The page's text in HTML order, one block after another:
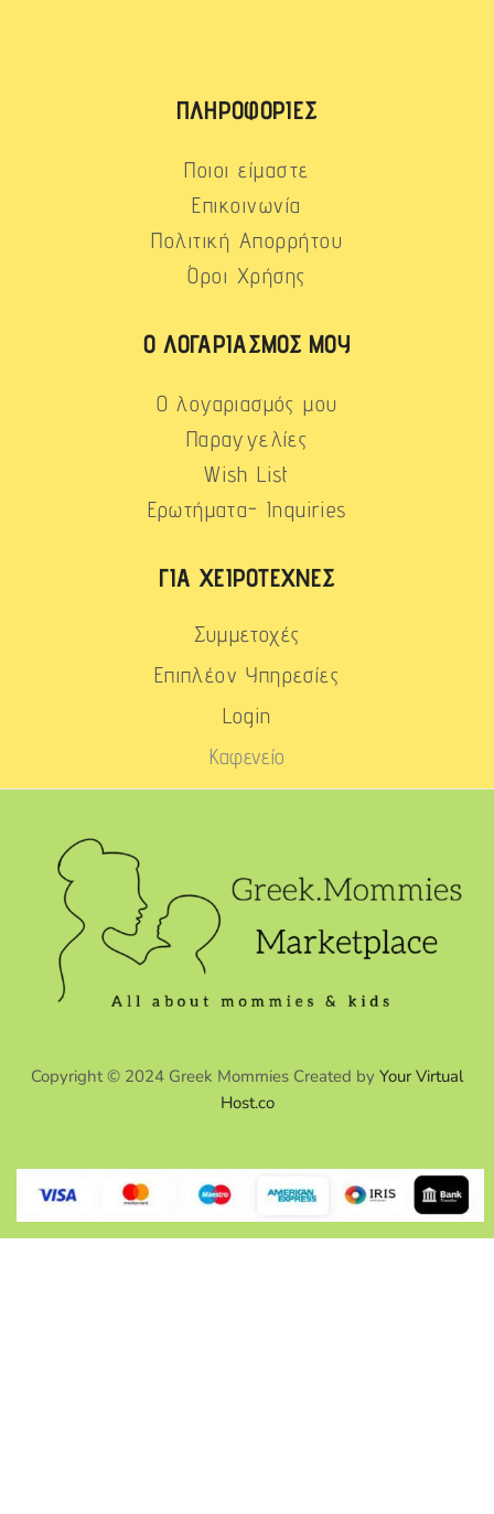
ΠΛΗΡΟΦΟΡΊΕΣ
Ποιοι είμαστε
Επικοινωνία
Πολιτική Απορρήτου
Όροι Χρήσης
Ο ΛΟΓΑΡΙΑΣΜΌΣ ΜΟΥ
Ο λογαριασμός μου
Παραγγελίες
Wish List
Ερωτήματα- Inquiries
ΓΙΑ ΧΕΙΡΟΤΈΧΝΕΣ
Συμμετοχές
Επιπλέον Υπηρεσίες
Login
Καφενείο
Copyright © 2024 Greek Mommies Created by Your Virtual
Host.co